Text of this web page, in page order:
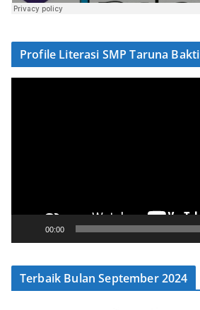
Profile Literasi SMP Taruna Bakti
e
r
00:00
Terbaik Bulan September 2024